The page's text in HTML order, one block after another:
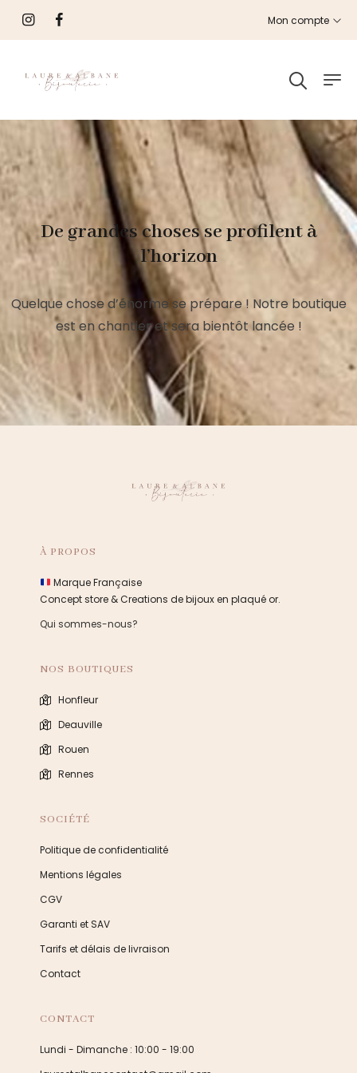
Mon compte
De grandes choses se profilent à
l’horizon
Quelque chose d’énorme se prépare ! Notre boutique
est en chantier et sera bientôt lancée !
À PROPOS
Marque Française
Concept store & Creations de bijoux en plaqué or.
Qui sommes-nous?
NOS BOUTIQUES
Honfleur
Deauville
Rouen
Rennes
SOCIÉTÉ
Politique de confidentialité
Mentions légales
CGV
Garanti et SAV
Tarifs et délais de livraison
Contact
CONTACT
Lundi - Dimanche : 10:00 - 19:00